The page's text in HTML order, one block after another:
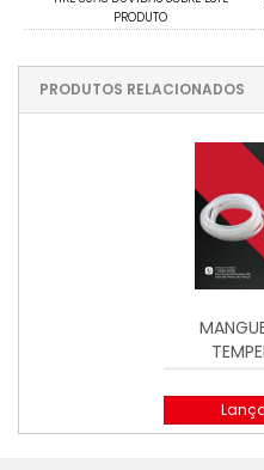
PRODUTO
PRODUTOS RELACIONADOS